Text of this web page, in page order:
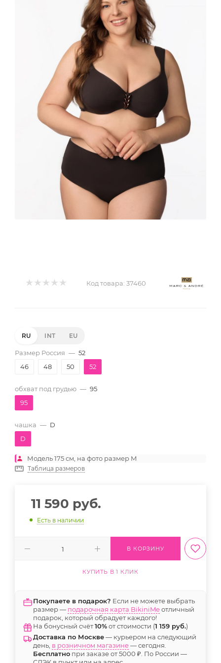
Код товара: 37460
RU INT EU
Размер Россия — 52
46
48 50 52
обхват под грудью — 95
95
чашка — D
D
Модель 175 см, на фото размер M
Таблица размеров
11 590 руб.
Есть в наличии
В КОРЗИНУ
КУПИТЬ В 1 КЛИК
Покупаете в подарок? Если не можете выбрать
размер — подарочная карта BikiniMeотличный
подарок, который обрадует каждого!
На бонусный счёт10%от стоимости (1 159 руб.)
Доставка по Москве— курьером на следующий
день, в розничном магазине— сегодня.
Бесплатно при заказе от 5000 ₽. По России —